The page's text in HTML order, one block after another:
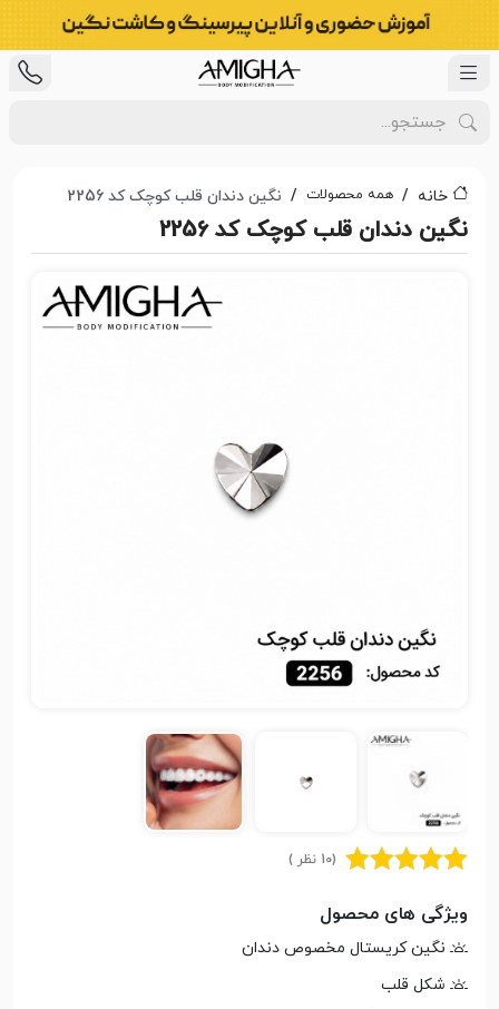
خانه همه محصولات نگین دندان قلب کوچک کد 2256
نگین دندان قلب کوچک کد 2256
(10 نظر )
ویژگی های محصول
نگین کریستال مخصوص دندان
شکل قلب